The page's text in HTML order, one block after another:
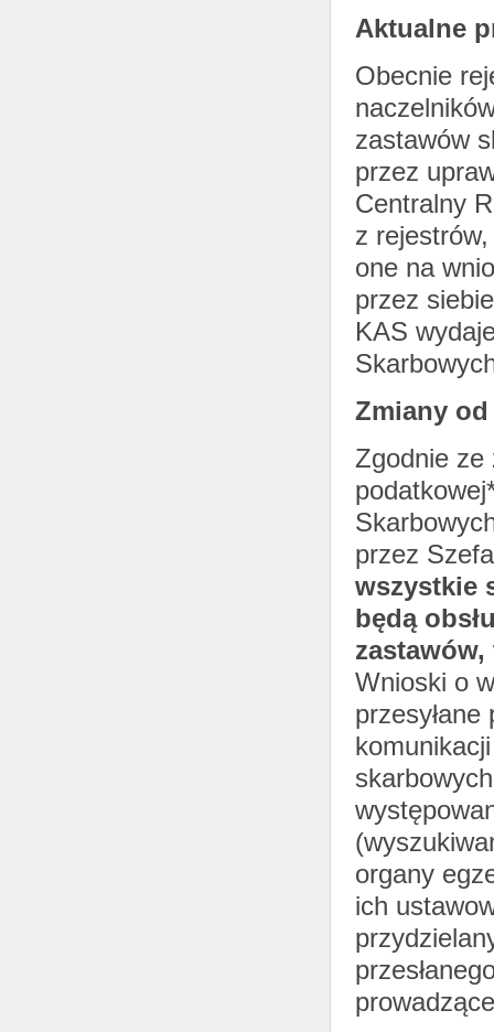
Aktualne
Obecnie
zastawów
przez
Centralny
z
one na
przez
KAS
Zmiany od
Zgodnie ze
przez
wszystkie
będą
Wnioski o
organy
ich